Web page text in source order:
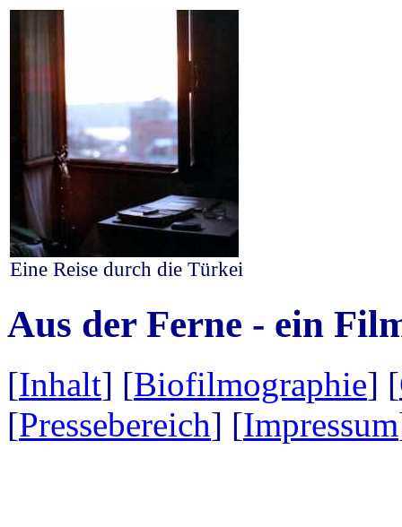
Eine Reise durch die Türkei
Aus der Ferne - ein
[Inhalt] [Biofilmographie] [
[Pressebereich] [Impressum